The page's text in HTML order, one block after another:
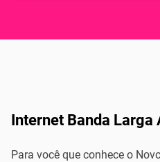
Internet Banda Larga
Para você que conhece o